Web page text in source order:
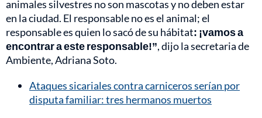
animales silvestres no son mascotas y no deben estar
en la ciudad. El responsable no es el animal; el
responsable es quien lo sacó de su hábitat: ¡vamos a
encontrar a este responsable!”, dijo la secretaria de
Ambiente, Adriana Soto.
Ataques sicariales contra carniceros serían por
disputa familiar: tres hermanos muertos